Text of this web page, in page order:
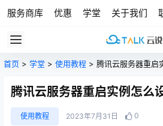
服务商库 优惠 学堂 关于我们
首页 > 学堂 > 使用教程 > 腾讯云服务器重启
腾讯云服务器重启实例怎么
使用教程 2023年7月31日 0